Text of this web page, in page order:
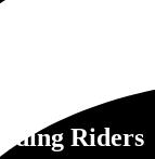
Riders